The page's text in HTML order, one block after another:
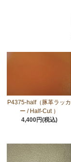
P4375-half（豚革ラッカ
ー / Half-Cut ）
4,400円(税込)